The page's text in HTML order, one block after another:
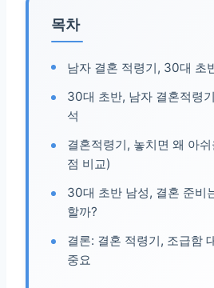
목차
남자 결혼 적령기, 30대 초
30대 초반, 남자 결혼적령
석
결혼적령기, 놓치면 왜 아
점 비교)
30대 초반 남성, 결혼 준비
할까?
결론: 결혼 적령기, 조급함
중요